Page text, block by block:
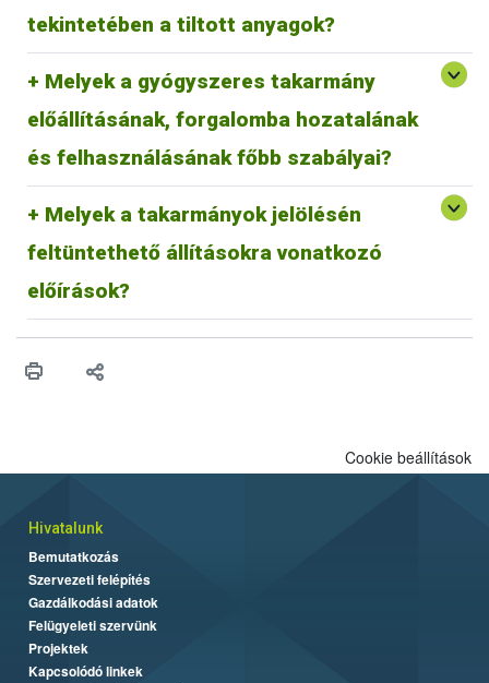
tekintetében a tiltott anyagok?
élesztőkből nyert fehérjetermékek.
Melyek a gyógyszeres takarmány
előállításának, forgalomba hozatalának
és felhasználásának főbb szabályai?
hulladékkezelőnek átadni.
A magyarországi hulladékkezeléssel kapcsolatos információk
elérhetőek:https://mohu.hu/hu
Az állatgyógyászati hulladékokkal kapcsolatos útmutató
content/uploads/2022/02/FACTSHEET_PharmaceuticalW
asteDisposal.pdf
Melyek a takarmányok jelölésén
feltüntethető állításokra vonatkozó
előírások?
A takarmányok jelölésén feltüntethető állításokra
vonatkozó előírások
Cookie beállítások
Hivatalunk
Bemutatkozás
Szervezeti felépítés
Gazdálkodási adatok
Felügyeleti szervünk
Projektek
Kapcsolódó linkek